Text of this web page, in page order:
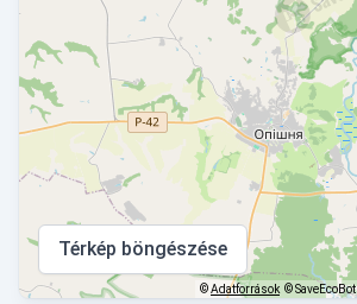
Térkép böngészése
©Adatforrások © SaveEcoBot